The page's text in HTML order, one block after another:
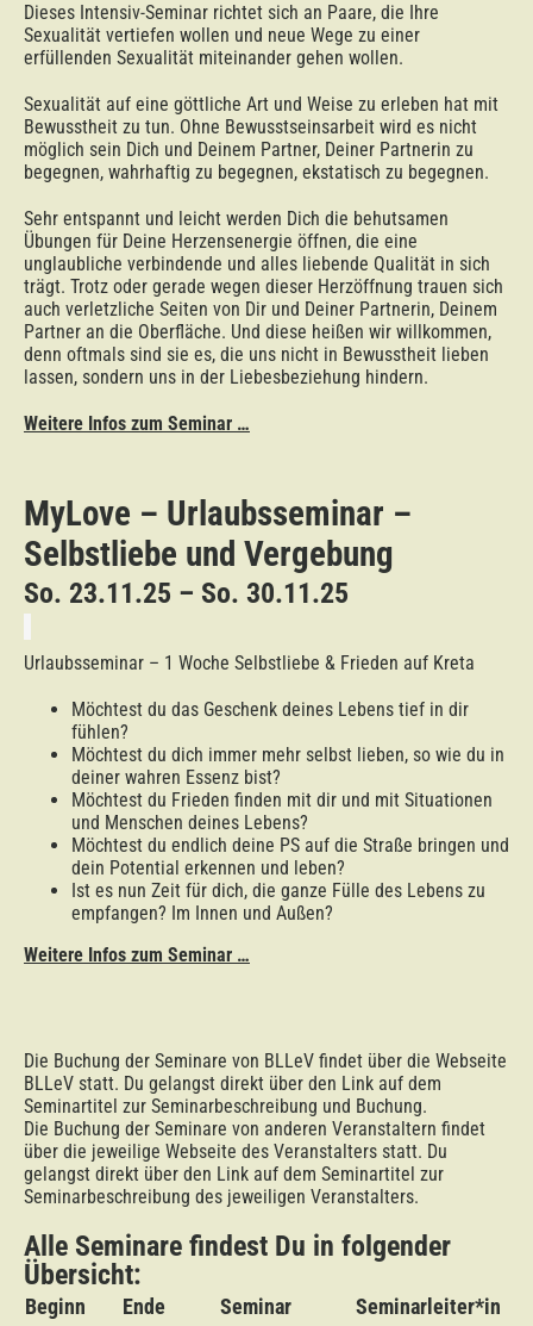
Dieses Intensiv-Seminar richtet sich an Paare, die Ihre
Sexualität vertiefen wollen und neue Wege zu einer
erfüllenden Sexualität miteinander gehen wollen.
Sexualität auf eine göttliche Art und Weise zu erleben hat mit
Bewusstheit zu tun. Ohne Bewusstseinsarbeit wird es nicht
möglich sein Dich und Deinem Partner, Deiner Partnerin zu
begegnen, wahrhaftig zu begegnen, ekstatisch zu begegnen.
Sehr entspannt und leicht werden Dich die behutsamen
Übungen für Deine Herzensenergie öffnen, die eine
unglaubliche verbindende und alles liebende Qualität in sich
trägt. Trotz oder gerade wegen dieser Herzöffnung trauen sich
auch verletzliche Seiten von Dir und Deiner Partnerin, Deinem
Partner an die Oberfläche. Und diese heißen wir willkommen,
denn oftmals sind sie es, die uns nicht in Bewusstheit lieben
lassen, sondern uns in der Liebesbeziehung hindern.
Weitere Infos zum Seminar …
MyLove – Urlaubsseminar –
Selbstliebe und Vergebung
So. 23.11.25 – So. 30.11.25
Urlaubsseminar – 1 Woche Selbstliebe & Frieden auf Kreta
Möchtest du das Geschenk deines Lebens tief in dir
fühlen?
Möchtest du dich immer mehr selbst lieben, so wie du in
deiner wahren Essenz bist?
Möchtest du Frieden finden mit dir und mit Situationen
und Menschen deines Lebens?
Möchtest du endlich deine PS auf die Straße bringen und
dein Potential erkennen und leben?
Ist es nun Zeit für dich, die ganze Fülle des Lebens zu
empfangen? Im Innen und Außen?
Weitere Infos zum Seminar …
Die Buchung der Seminare von BLLeV findet über die Webseite
BLLeV statt. Du gelangst direkt über den Link auf dem
Seminartitel zur Seminarbeschreibung und Buchung.
Die Buchung der Seminare von anderen Veranstaltern findet
über die jeweilige Webseite des Veranstalters statt. Du
gelangst direkt über den Link auf dem Seminartitel zur
Seminarbeschreibung des jeweiligen Veranstalters.
Alle Seminare findest Du in folgender
Übersicht:
Beginn Ende Seminar Seminarleiter*in